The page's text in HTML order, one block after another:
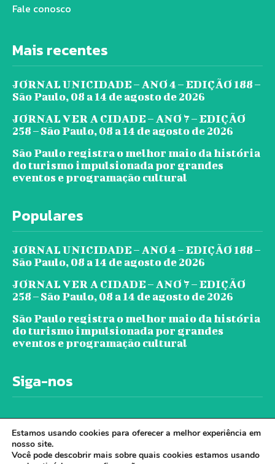
Fale conosco
Mais recentes
JORNAL UNICIDADE – ANO 4 – EDIÇÃO 188 –
São Paulo, 08 a 14 de agosto de 2026
JORNAL VER A CIDADE – ANO 7 – EDIÇÃO
258 – São Paulo, 08 a 14 de agosto de 2026
São Paulo registra o melhor maio da história
do turismo impulsionada por grandes
eventos e programação cultural
Populares
JORNAL UNICIDADE – ANO 4 – EDIÇÃO 188 –
São Paulo, 08 a 14 de agosto de 2026
JORNAL VER A CIDADE – ANO 7 – EDIÇÃO
258 – São Paulo, 08 a 14 de agosto de 2026
São Paulo registra o melhor maio da história
do turismo impulsionada por grandes
eventos e programação cultural
Siga-nos
Estamos usando cookies para oferecer a melhor experiência em
nosso site.
Você pode descobrir mais sobre quais cookies estamos usando